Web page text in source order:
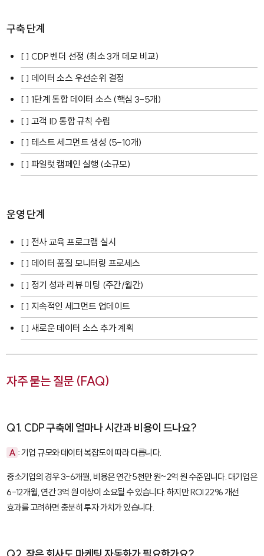
구축 단계
[ ] CDP 벤더 선정 (최소 3개 데모 비교)
[ ] 데이터 소스 우선순위 결정
[ ] 1단계 통합 데이터 소스 (핵심 3-5개)
[ ] 고객 ID 통합 규칙 수립
[ ] 테스트 세그먼트 생성 (5-10개)
[ ] 파일럿 캠페인 실행 (소규모)
운영 단계
[ ] 전사 교육 프로그램 실시
[ ] 데이터 품질 모니터링 프로세스
[ ] 정기 성과 리뷰 미팅 (주간/월간)
[ ] 지속적인 세그먼트 업데이트
[ ] 새로운 데이터 소스 추가 계획
자주 묻는 질문 (FAQ)
Q1. CDP 구축에 얼마나 시간과 비용이 드나요?
A : 기업 규모와 데이터 복잡도에 따라 다릅니다.
중소기업의 경우 3-6개월, 비용은 연간 5천만 원~2억 원 수준입니다. 대기업은
6-12개월, 연간 3억 원 이상이 소요될 수 있습니다. 하지만 ROI 22% 개선
효과를 고려하면 충분히 투자 가치가 있습니다.